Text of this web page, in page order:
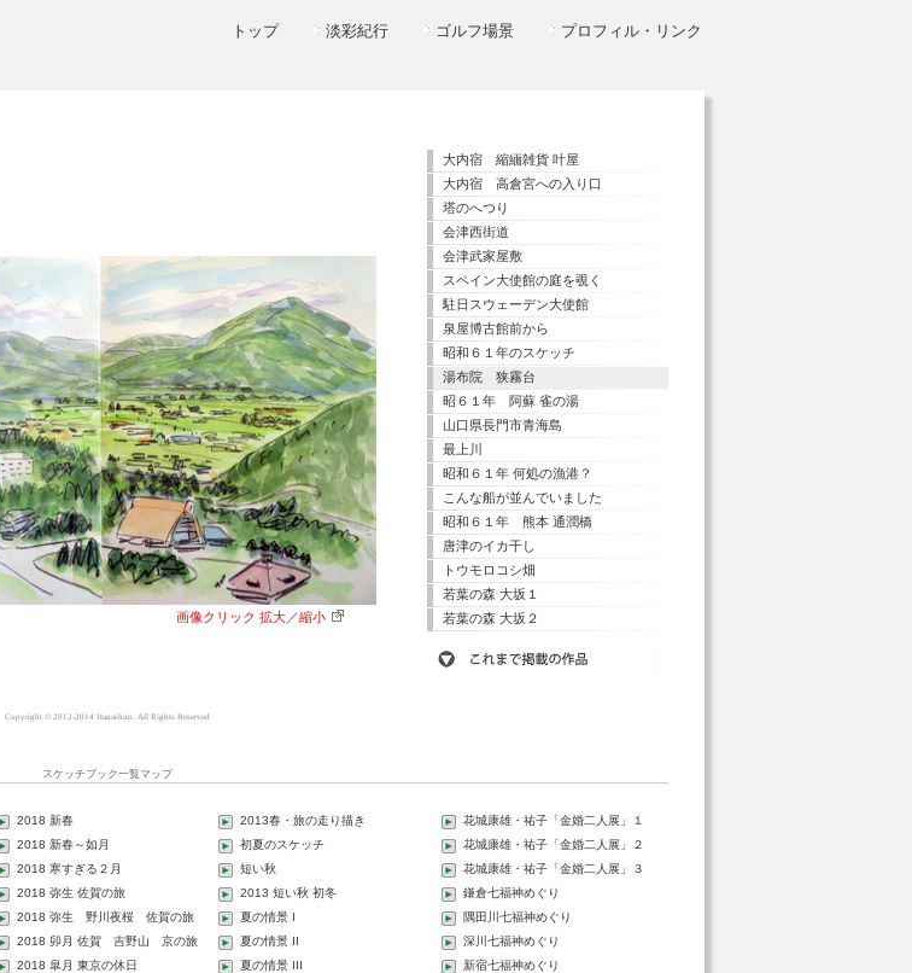
トップ 淡彩紀行 ゴルフ場景 プロフィル・リンク
画像クリック 拡大／縮小
大内宿 縮緬雑貨 叶屋
大内宿 高倉宮への入り口
塔のへつり
会津西街道
会津武家屋敷
スペイン大使館の庭を覗く
駐日スウェーデン大使館
泉屋博古館前から
昭和６１年のスケッチ
湯布院 狭霧台
昭６１年 阿蘇 雀の湯
山口県長門市青海島
最上川
昭和６１年 何処の漁港？
こんな船が並んでいました
昭和６１年 熊本 通潤橋
唐津のイカ干し
トウモロコシ畑
若葉の森 大坂１
若葉の森 大坂２
Copyright © 2012-2014 Hanashiro. All Rights Reserved
スケッチブック一覧マップ
2018 新春
2018 新春～如月
2018 寒すぎる２月
2018 弥生 佐賀の旅
2018 弥生 野川夜桜 佐賀の旅
2018 卯月 佐賀 吉野山 京の旅
2018 皐月 東京の休日
2013春・旅の走り描き
初夏のスケッチ
短い秋
2013 短い秋 初冬
夏の情景 I
夏の情景 II
夏の情景 III
花城康雄・祐子「金婚二人展」１
花城康雄・祐子「金婚二人展」２
花城康雄・祐子「金婚二人展」３
鎌倉七福神めぐり
隅田川七福神めぐり
深川七福神めぐり
新宿七福神めぐり